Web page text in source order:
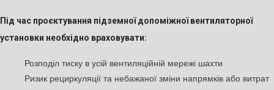
Під час проєктування підземної допоміжної вентиляторної
установки необхідно враховувати:
Розподіл тиску в усій вентиляційній мережі шахти
Ризик рециркуляції та небажаної зміни напрямків або витрат